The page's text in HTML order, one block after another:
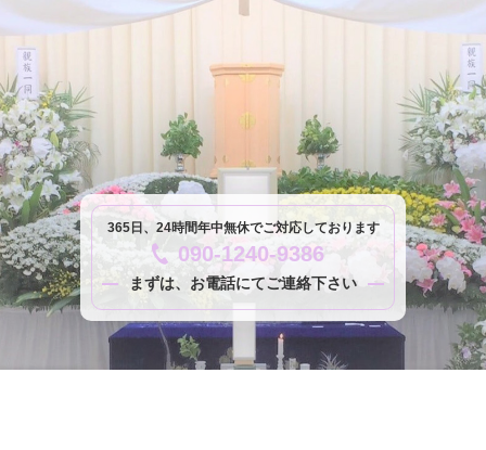
365日、24時間年中無休でご対応しております
090-1240-9386
まずは、お電話にてご連絡下さい